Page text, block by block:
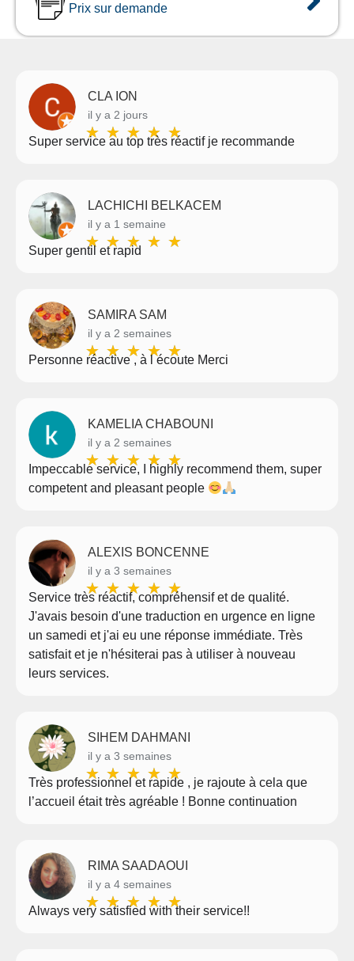
Prix sur demande
★ ★ ★ ★ ★
Super service au top très réactif je recommande
CLA ION
il y a 2 jours
★ ★ ★ ★ ★
Super gentil et rapid
LACHICHI BELKACEM
il y a 1 semaine
★ ★ ★ ★ ★
Personne réactive , à l écoute Merci
SAMIRA SAM
il y a 2 semaines
★ ★ ★ ★ ★
Impeccable service, I highly recommend them, super
competent and pleasant people
KAMELIA CHABOUNI
il y a 2 semaines
★ ★ ★ ★ ★
Service très réactif, compréhensif et de qualité.
J'avais besoin d'une traduction en urgence en ligne
un samedi et j'ai eu une réponse immédiate. Très
satisfait et je n'hésiterai pas à utiliser à nouveau
leurs services.
ALEXIS BONCENNE
il y a 3 semaines
★ ★ ★ ★ ★
Très professionnel et rapide , je rajoute à cela que
l’accueil était très agréable ! Bonne continuation
SIHEM DAHMANI
il y a 3 semaines
★ ★ ★ ★ ★
Always very satisfied with their service!!
RIMA SAADAOUI
il y a 4 semaines